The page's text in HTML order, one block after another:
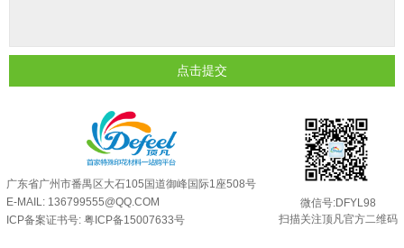
反光粉是永久有效的吗？能用多久？ 2025-06-10
外墙涂料中怎么添加反光粉使用？
超细反光粉需要搭配什么胶浆使用？
反光粉能用在注塑工艺上吗？ 2025-06-02
反光粉可以混合其他颜料一起使用吗... 2025-05-23
点击提交
广东省广州市番禺区大石105国道御峰国际1座508号
E-MAIL: 136799555@QQ.COM
ICP备案证书号: 粤ICP备15007633号
微信号:DFYL98
扫描关注顶凡官方二维码